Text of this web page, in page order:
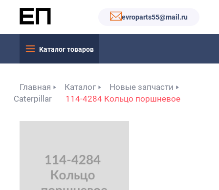
evroparts55@mail.ru
Каталог товаров
Главная Каталог
Новые запчасти
Caterpillar
114-4284 Кольцо поршневое